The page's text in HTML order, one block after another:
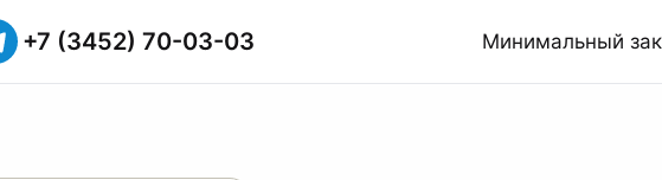
+7 (3452) 70-03-03 Минимальный